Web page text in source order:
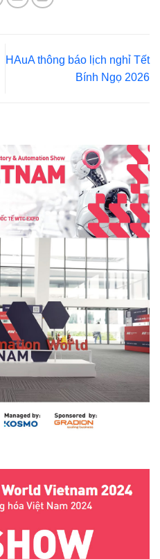
HAuA thông báo lịch nghỉ Tết
Bính Ngọ 2026